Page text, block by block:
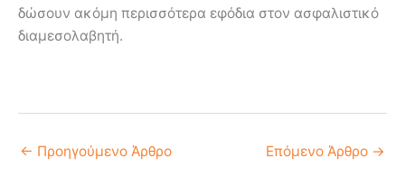
δώσουν ακόμη περισσότερα εφόδια στον ασφαλιστικό
διαμεσολαβητή.
← Προηγούμενο Άρθρο Επόμενο Άρθρο →